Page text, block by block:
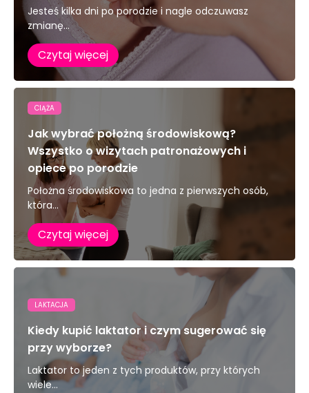
Jesteś kilka dni po porodzie i nagle odczuwasz
zmianę...
Czytaj więcej
CIĄŻA
Jak wybrać położną środowiskową?
Wszystko o wizytach patronażowych i
opiece po porodzie
Położna środowiskowa to jedna z pierwszych osób,
która...
Czytaj więcej
LAKTACJA
Kiedy kupić laktator i czym sugerować się
przy wyborze?
Laktator to jeden z tych produktów, przy których
wiele...